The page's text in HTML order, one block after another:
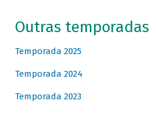
Outras temporadas
Temporada 2025
Temporada 2024
Temporada 2023